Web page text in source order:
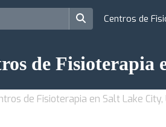
Centros de
de
de Fisioterapia en Salt Lake City,